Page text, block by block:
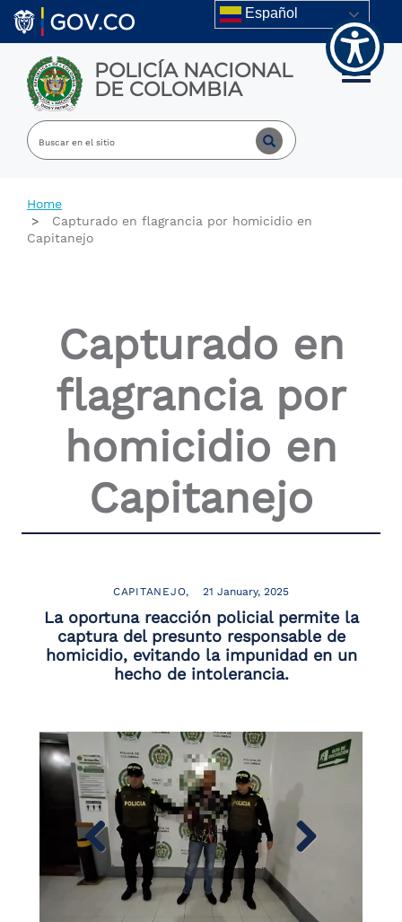
Welcome
All
Accessibility
screen
reader.
Accessibility
Skip to main content Español
POLICÍA NACIONAL
DE COLOMBIA Toggle
Home
Capturado en flagrancia por homicidio en
Capitanejo
Capturado en
flagrancia por
homicidio en
Capitanejo
CAPITANEJO 21 January, 2025
La oportuna reacción policial permite la
captura del presunto responsable de
homicidio, evitando la impunidad en un
hecho de intolerancia.